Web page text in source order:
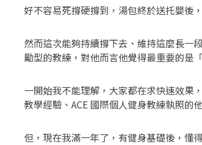
好不容易死撐硬撐到，湯包終於送托嬰後
然而這次能夠持續撐下去、維持這麼長一
勵型的教練，對他而言他覺得最重要的是
一開始我不能理解，大家都在求快速效果
教學經驗、ACE 國際個人健身教練執照的
但，現在我滿一年了，有健身基礎後，懂